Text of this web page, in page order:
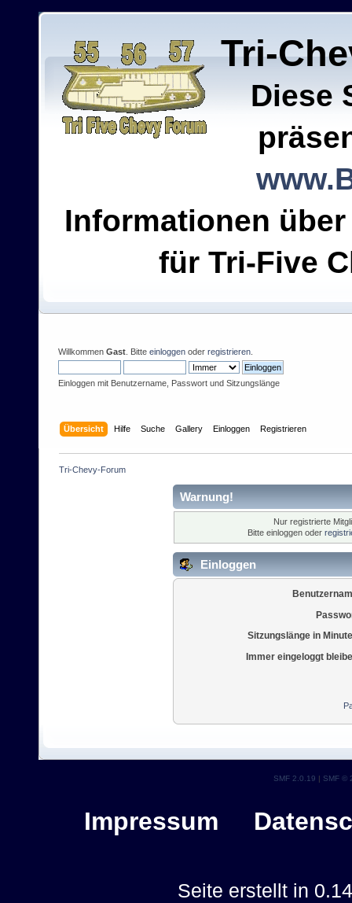
Tri-
Diese
Informationen
für Tri-Five
Willkommen Gast . Bitte einloggen oder registrieren
Einloggen mit Benutzername, Passwort und Sitzungslänge
Übersicht Hilfe Suche Gallery Einloggen Registrieren
Tri-Chevy-Forum
Warnung!
Nur registrierte
Bitte einloggen oder
Einloggen
Sitzungslänge in
Immer eingeloggt
SMF 2.0.19 | SMF ©
Impressum
Seite erstellt in